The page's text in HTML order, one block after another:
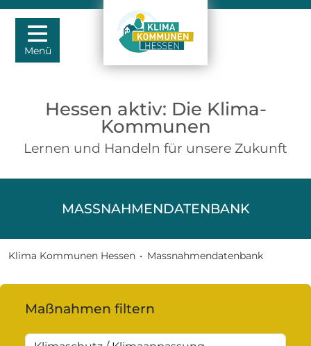
Menü
Hessen aktiv: Die Klima-
Kommunen
Lernen und Handeln für unsere Zukunft
MASSNAHMENDATENBANK
Klima Kommunen Hessen • Massnahmendatenbank
Maßnahmen filtern